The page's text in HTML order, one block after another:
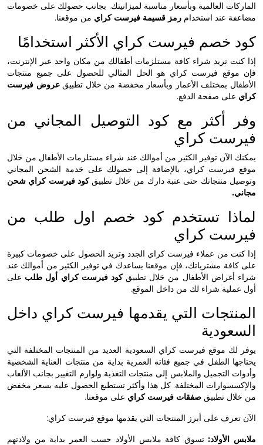
العالمية وبأسعار مناسبة لميزانيتك. بجانب حصولك على خصومات
عند استخدام رمز قسيمة فيرست كرايمن موقعنا.
فيرست كراي الأكثر استخدامًا
تريد شراء كافة مستلزمات أطفالك من مكان واحد عبر الإنترنت،
فيرست كراي هو الحل المثالي للحصول على جميع منتجات
بمختلف الأعمار وبأسعار مخفضة من خلال تطبيقعروض فيرست
صفحة الدفع.
أكثر مع كود التوصيل المجاني من
كراي
توفير الكثير من أموالك عند شراء مستلزمات الأطفال من خلال
كراي، بالإضافة إلى حصولك على خدمة الشحن المجاني
منتجاتك حتى عتبة دارك من خلال تطبيقكود فيرست كراي شحن
تستخدم كود خصم اول طلب من
كراي
من عملاء فيرست كراي الجدد وتريد الحصول على خصومات كبيرة
مشترياتك، فإن موقعنا يساعدك في توفير الكثير من أموالك عند
الأطفال من خلال تطبيق كود فيرست كراي أول طلبعلى
شراء لك من داخل الموقع.
التي يقدمها فيرست كراي داخل
موقع فيرست كراي السعودية العديد من المنتجات المختلفة التي
الطفل في جميع فئاته العمرية بداية من منتجات العناية الشخصية
والملابس إلى منتجات التغذية ولوازم التغيير بجانب الألعاب
المختلفة. كل هذا وأكثر تستطيع الحصول عليه بسعر مخفض
تطبيقصفقات فيرست كرايعلى موقعنا.
على أبرز المنتجات التي يقدمها موقع فيرست كراي:
تسوق كافة ملابس الأولاد حسب العمر بداية من ولادتهم